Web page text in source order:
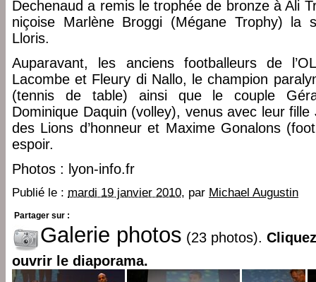
Dechenaud a remis le trophée de bronze à Ali
niçoise Marlène Broggi (Mégane Trophy) la
Lloris.
Auparavant, les anciens footballeurs de
Lacombe et Fleury di Nallo, le champion
(tennis de table) ainsi que le couple
Dominique Daquin (volley), venus avec leur
des Lions d’honneur et Maxime Gonalons
espoir.
Photos : lyon-info.fr
Publié le : mardi 19 janvier 2010, par Michael Augustin
Partager sur :
Galerie photos (23 photos).
ouvrir le diaporama.